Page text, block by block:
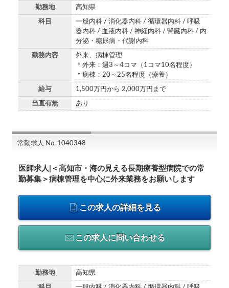
勤務地 高知県
科目
一般内科 / 消化器内科 / 循環器内科 / 呼吸
器内科 / 血液内科 / 神経内科 / 腎臓内科 / 内
分泌・糖尿病・代謝内科
勤務内容
外来、病棟管理
＊外来：週3～4コマ（1コマ10名程度）
＊病棟：20～25名程度（療養）
給与 1,500万円から 2,000万円まで
当直有無 あり
常勤求人 No. 1040348
医師求人|＜高知市・海の見える長期療養型病院での常
勤募集＞病棟管理を中心に外来業務をお願いします
この求人の詳細を見る
この求人に問い合わせる
勤務地 高知県